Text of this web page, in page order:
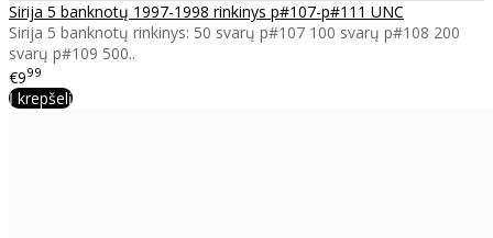
Sirija 5 banknotų 1997-1998 rinkinys p#107-p#111 UNC
Sirija 5 banknotų rinkinys: 50 svarų p#107 100 svarų p#108 200
svarų p#109 500..
€999
Į krepšelį